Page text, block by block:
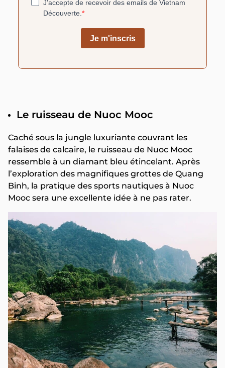
Le ruisseau de Nuoc Mooc
Caché sous la jungle luxuriante couvrant les
falaises de calcaire, le ruisseau de Nuoc Mooc
ressemble à un diamant bleu étincelant. Après
l’exploration des magnifiques grottes de Quang
Binh, la pratique des sports nautiques à Nuoc
Mooc sera une excellente idée à ne pas rater.